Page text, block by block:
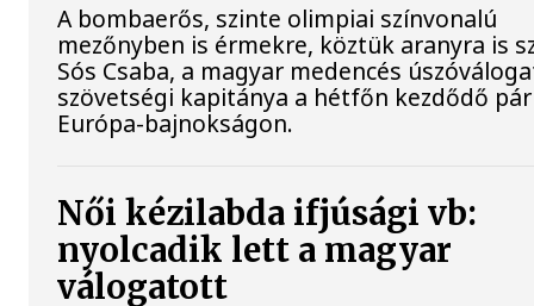
A bombaerős, szinte olimpiai színvonalú
mezőnyben is érmekre, köztük aranyra is
Sós Csaba, a magyar medencés
szövetségi kapitánya a hétfőn kezdődő
Európa-bajnokságon.
Női kézilabda ifjúsági vb:
nyolcadik lett a magyar
válogatott